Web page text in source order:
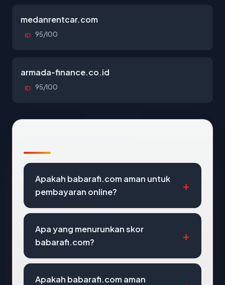
medanrentcar.com
ID 95/100
armada-finance.co.id
ID 95/100
Apakah babarafi.com aman untuk
pembayaran online?
Apa yang menurunkan skor
babarafi.com?
Apakah babarafi.com aman